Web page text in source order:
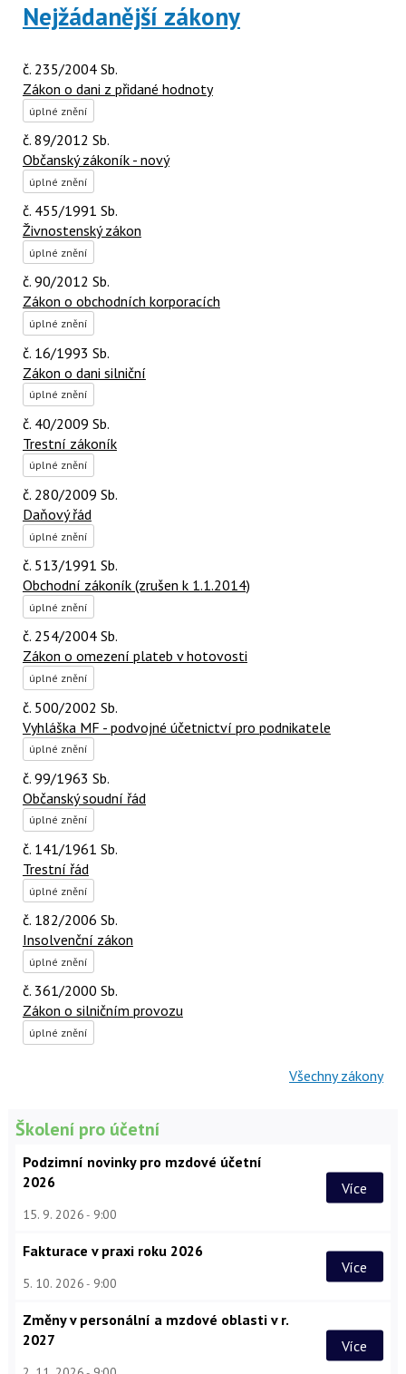
Nejžádanější zákony
č. 235/2004 Sb.
Zákon o dani z přidané hodnoty
úplné znění
č. 89/2012 Sb.
Občanský zákoník - nový
úplné znění
č. 455/1991 Sb.
Živnostenský zákon
úplné znění
č. 90/2012 Sb.
Zákon o obchodních korporacích
úplné znění
č. 16/1993 Sb.
Zákon o dani silniční
úplné znění
č. 40/2009 Sb.
Trestní zákoník
úplné znění
č. 280/2009 Sb.
Daňový řád
úplné znění
č. 513/1991 Sb.
Obchodní zákoník (zrušen k 1.1.2014)
úplné znění
č. 254/2004 Sb.
Zákon o omezení plateb v hotovosti
úplné znění
č. 500/2002 Sb.
Vyhláška MF - podvojné účetnictví pro podnikatele
úplné znění
č. 99/1963 Sb.
Občanský soudní řád
úplné znění
č. 141/1961 Sb.
Trestní řád
úplné znění
č. 182/2006 Sb.
Insolvenční zákon
úplné znění
č. 361/2000 Sb.
Zákon o silničním provozu
úplné znění
Všechny zákony
Školení pro účetní
Podzimní novinky pro mzdové účetní
2026
15. 9. 2026 9:00
Více
Fakturace v praxi roku 2026
5. 10. 2026 9:00
Více
Změny v personální a mzdové oblasti v r.
2027
Více